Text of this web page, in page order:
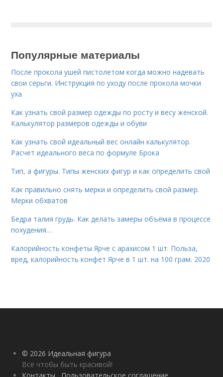
Популярные материалы
После прокола ушей пистолетом когда можно надевать
свои серьги. Инструкция по уходу после прокола мочки
уха
Как узнать свой размер одежды по росту и весу женской.
Калькулятор размеров одежды и обуви
Как узнать свой идеальный вес онлайн калькулятор.
Расчет идеального веса по формуле Брока
Тип, а фигуры. Типы женских фигур и как определить свой
Как правильно снять мерки и определить свой размер.
Мерки обхватов
Бедра талия грудь. Как делать замеры объёма в процессе
похудения…
Калорийность конфеты Ярче с арахисом 1 шт. Польза,
вред, калорийность конфет Ярче в 1 шт. на 100 грам. 2020
© 2026 Идеальная фигура
Всё чтобы быть красивой!